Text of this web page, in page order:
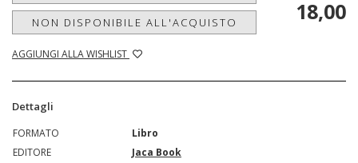
NON DISPONIBILE ALL'ACQUISTO
AGGIUNGI ALLA WISHLIST
18,00
Dettagli
FORMATO
Libro
EDITORE
Jaca Book